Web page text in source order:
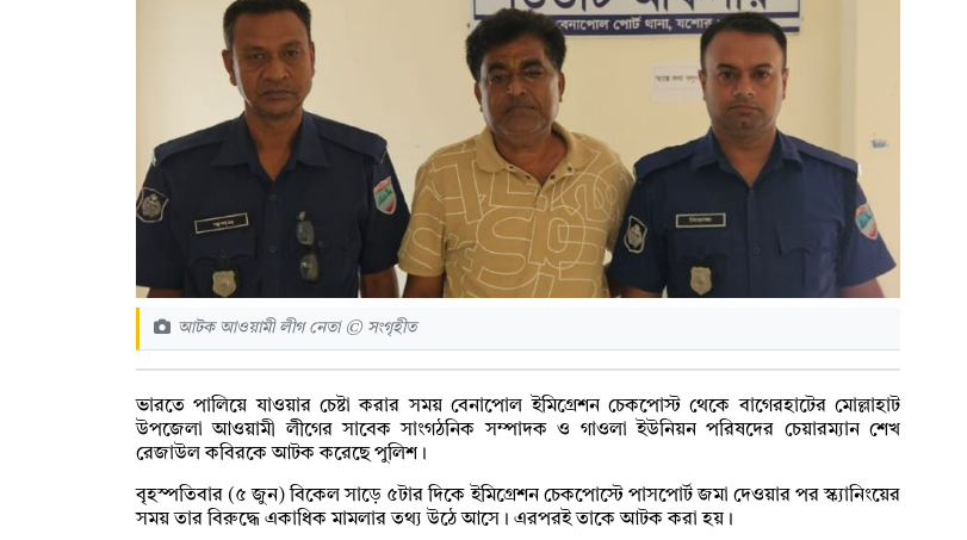
আটক আওয়ামী লীগ নেতা © সংগৃহীত
ভারতে পালিয়ে যাওয়ার চেষ্টা করার সময় বেনাপোল ইমিগ্রেশন চেকপোস্ট থেকে বাগেরহাটের মোল্লাহাট
উপজেলা আওয়ামী লীগের সাবেক সাংগঠনিক সম্পাদক ও গাওলা ইউনিয়ন পরিষদের চেয়ারম্যান শেখ
রেজাউল কবিরকে আটক করেছে পুলিশ।
বৃহস্পতিবার (৫ জুন) বিকেল সাড়ে ৫টার দিকে ইমিগ্রেশন চেকপোস্টে পাসপোর্ট জমা দেওয়ার পর স্ক্যানিংয়ের
সময় তার বিরুদ্ধে একাধিক মামলার তথ্য উঠে আসে। এরপরই তাকে আটক করা হয়।